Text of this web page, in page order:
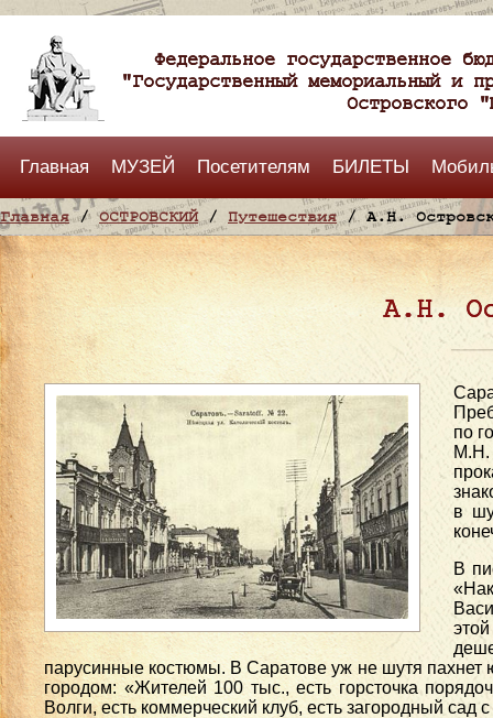
Федеральное государственное
"Государственный мемориальный и
Островского
Главная МУЗЕЙ Посетителям БИЛЕТЫ
Главная/ОСТРОВСКИЙ/ Путешествия/ А.Н.
А.Н.
по
М.Н.
в
В
парусинные костюмы. В Саратове уж не шутя пахнет
городом: «Жителей 100 тыс., есть горсточка
Волги, есть коммерческий клуб, есть загородный сад